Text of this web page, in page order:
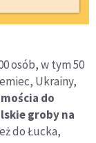
osób, w tym 50
Ukrainy,
do
groby na
do Łucka,